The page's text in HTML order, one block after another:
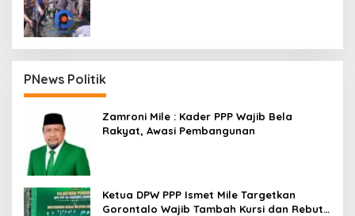
PNews Politik
Zamroni Mile : Kader PPP Wajib Bela
Rakyat, Awasi Pembangunan
Ketua DPW PPP Ismet Mile Targetkan
Gorontalo Wajib Tambah Kursi dan Rebut